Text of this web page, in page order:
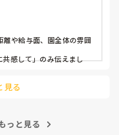
たが、翌日には歩けまし
ぶり返したどうしようと
…と思い始めています。
腰を痛めてすぐに整骨院
ことがあり、怖くて行け
や給与面、園全体の雰囲
共感して」のみ伝えまし
見る
っと見る